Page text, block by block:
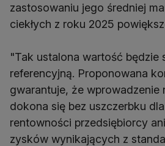
zastosowaniu jego średniej
ciekłych z roku 2025
"Tak ustalona wartość będzie
referencyjną. Proponowana
gwarantuje, że wprowadzenie
dokona się bez uszczerbku dla
rentowności przedsiębiorcy
zysków wynikających z